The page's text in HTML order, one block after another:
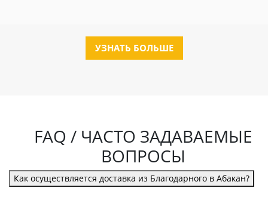
УЗНАТЬ БОЛЬШЕ
FAQ / ЧАСТО ЗАДАВАЕМЫЕ
ВОПРОСЫ
Как осуществляется доставка из Благодарного в Абакан?